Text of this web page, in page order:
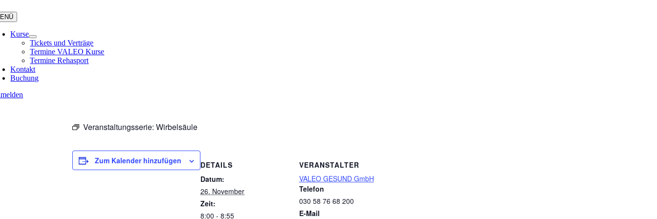
Kurse
Tickets und Verträge
Termine VALEO Kurse
Termine Rehasport
Kontakt
Buchung
Veranstaltungsserie: Wirbelsäule
Zum Kalender hinzufügen
DETAILS
Datum:
26. November
Zeit:
8:00 - 8:55
VERANSTALTER
VALEO GESUND GmbH
Telefon
030 58 76 68 200
E-Mail